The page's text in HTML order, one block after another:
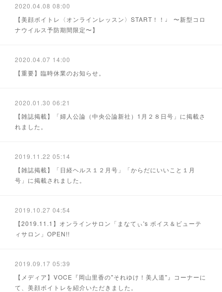
2020.04.08 08:00
【美顔ボイトレ〈オンラインレッスン〉START！！♩ 〜新型コロ
ナウイルス予防期間限定〜】
2020.04.07 14:00
【重要】臨時休業のお知らせ。
2020.01.30 06:21
【雑誌掲載】「婦人公論（中央公論新社）1月２８日号」に掲載さ
れました。
2019.11.22 05:14
【雑誌掲載】「日経ヘルス１２月号」「からだにいいこと１月
号」に掲載されました。
2019.10.27 04:54
【2019.11.1】オンラインサロン「まなてぃ's ボイス＆ビューテ
ィサロン」OPEN!!
2019.09.17 05:39
【メディア】VOCE『岡山里香の"それゆけ！美人道"』コーナーに
て、美顔ボイトレを紹介いただきました。